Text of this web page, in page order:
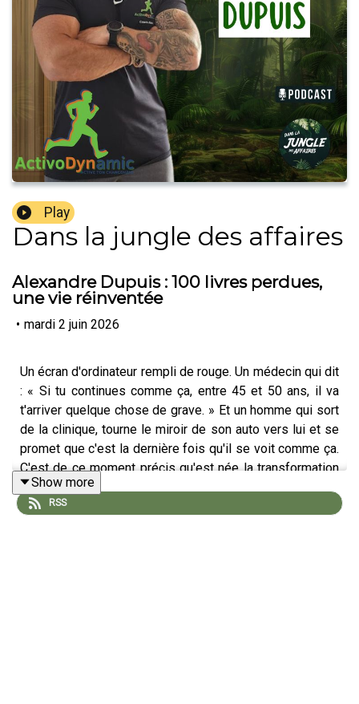
Play
Dans la jungle des affaires
Alexandre Dupuis : 100 livres perdues,
une vie réinventée
• mardi 2 juin 2026
Un écran d'ordinateur rempli de rouge. Un médecin qui dit
: « Si tu continues comme ça, entre 45 et 50 ans, il va
t'arriver quelque chose de grave. » Et un homme qui sort
de la clinique, tourne le miroir de son auto vers lui et se
promet que c'est la dernière fois qu'il se voit comme ça.
C'est de ce moment précis qu'est née la transformation
d'Alexandre Dupuis.
Show more
RSS